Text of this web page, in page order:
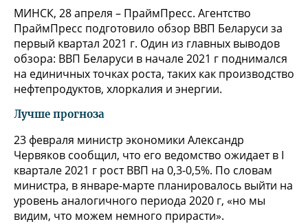
МИНСК, 28 апреля – ПраймПресс. Агентство
ПраймПресс подготовило обзор ВВП Беларуси за
первый квартал 2021 г. Один из главных выводов
обзора: ВВП Беларуси в начале 2021 г поднимался
на единичных точках роста, таких как производство
нефтепродуктов, хлоркалия и энергии.
Лучше прогноза
23 февраля министр экономики Александр
Червяков сообщил, что его ведомство ожидает в I
квартале 2021 г рост ВВП на 0,3-0,5%. По словам
министра, в январе-марте планировалось выйти на
уровень аналогичного периода 2020 г, «но мы
видим, что можем немного прирасти».